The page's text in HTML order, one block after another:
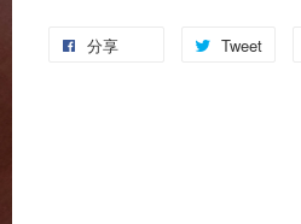
分享 Tweet